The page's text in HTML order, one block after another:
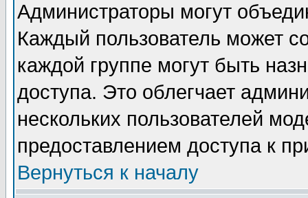
Администраторы могут
Каждый пользователь может
каждой группе могут быть
доступа. Это облегчает
нескольких пользователей
предоставлением доступа к
Вернуться к началу